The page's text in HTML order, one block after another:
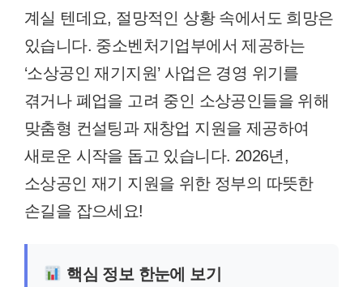
계실 텐데요, 절망적인 상황 속에서도 희망은
있습니다. 중소벤처기업부에서 제공하는
‘소상공인 재기지원’ 사업은 경영 위기를
겪거나 폐업을 고려 중인 소상공인들을 위해
맞춤형 컨설팅과 재창업 지원을 제공하여
새로운 시작을 돕고 있습니다. 2026년,
소상공인 재기 지원을 위한 정부의 따뜻한
손길을 잡으세요!
핵심 정보 한눈에 보기